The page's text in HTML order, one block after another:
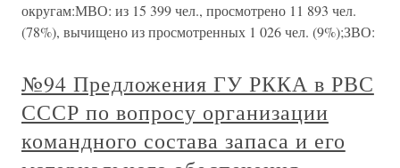
округам:МВО: из 15 399 чел., просмотрено 11 893 чел.
(78%), вычищено из просмотренных 1 026 чел. (9%);ЗВО:
№94 Предложения ГУ РККА в РВС
СССР по вопросу организации
командного состава запаса и его